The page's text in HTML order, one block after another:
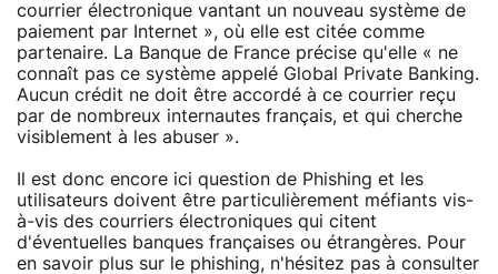
courrier électronique vantant un nouveau système de
paiement par Internet », où elle est citée comme
partenaire. La Banque de France précise qu'elle « ne
connaît pas ce système appelé Global Private Banking.
Aucun crédit ne doit être accordé à ce courrier reçu
par de nombreux internautes français, et qui cherche
visiblement à les abuser ».
Il est donc encore ici question de Phishing et les
utilisateurs doivent être particulièrement méfiants vis-
à-vis des courriers électroniques qui citent
d'éventuelles banques françaises ou étrangères. Pour
en savoir plus sur le phishing, n'hésitez pas à consulter